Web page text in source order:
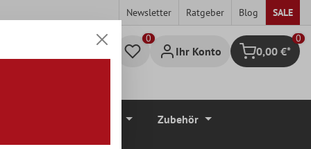
Newsletter Ratgeber Blog SALE
Ihr Konto Warenkorb
0
0,00 €*
Zubehör